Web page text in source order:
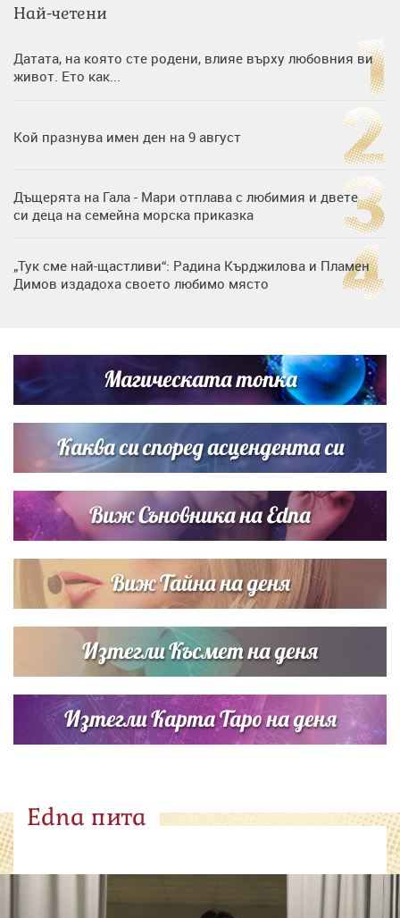
Най-четени
Датата, на която сте родени, влияе върху любовния ви
живот. Ето как...
Кой празнува имен ден на 9 август
Дъщерята на Гала - Мари отплава с любимия и двете
си деца на семейна морска приказка
„Тук сме най-щастливи“: Радина Кърджилова и Пламен
Димов издадоха своето любимо място
Братя Аргирови я изненадаха с песен
Магическата топка
Каква си според асцендента си
Виж Съновника на Edna
Виж Тайна на деня
Изтегли Късмет на деня
Изтегли Карта Таро на деня
Edna пита